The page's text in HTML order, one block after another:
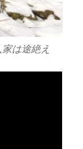
は途絶え